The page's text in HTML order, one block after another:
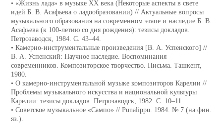
• «Жизнь лада» в музыке XX века (Некоторые аспекты в свете
идей Б. В. Асафьева о ладообразовании) // Актуальные вопросы
музыкального образования на современном этапе и наследие Б. В.
Асафьева (к 100-летию со дня рождения): тезисы докладов.
Петрозаводск, 1984. С. 43–44.
• Камерно-инструментальные произведения [В. А. Успенского] //
В. А. Успенский: Научное наследие. Воспоминания
современников. Композиторское творчество. Письма. Ташкент,
1980.
• О камерно-инструментальной музыке композиторов Карелии //
Проблемы музыкального искусства и национальной культуры
Карелии: тезисы докладов. Петрозаводск, 1982. С. 10–11.
• Советское музыкальное «Сампо» // Punalippu. 1984. № 7 (на фин.
яз.).